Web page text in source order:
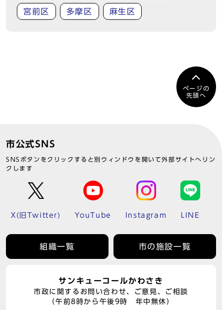
宮前区 多摩区 麻生区
ページの
先頭へ
市公式SNS
SNSボタンをクリックすると別ウィンドウを開いて外部サイトへリン
クします
X(旧Twitter) YouTube Instagram LINE
組織一覧 市の施設一覧
サンキューコールかわさき
市政に関するお問い合わせ、ご意見、ご相談
（午前8時から午後9時 年中無休）